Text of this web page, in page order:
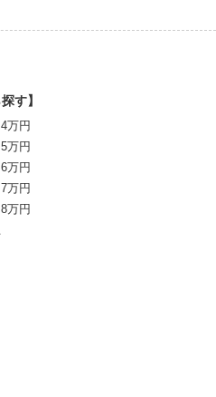
す】
万円
万円
万円
万円
万円